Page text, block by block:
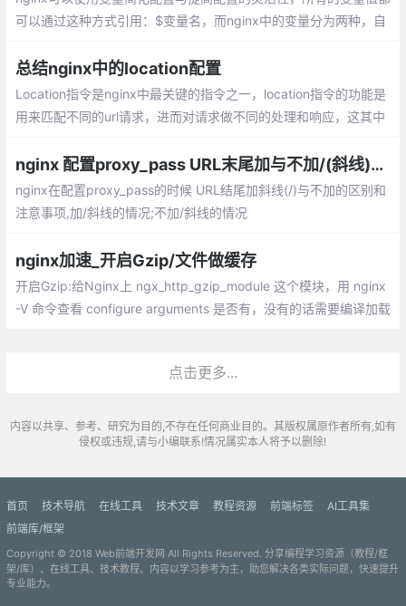
可以通过这种方式引用：$变量名，而nginx中的变量分为两种，自
总结nginx中的location配置
Location指令是nginx中最关键的指令之一，location指令的功能是
用来匹配不同的url请求，进而对请求做不同的处理和响应，这其中
说明。
nginx 配置proxy_pass URL末尾加与不加/(斜线)的区别
nginx在配置proxy_pass的时候 URL结尾加斜线(/)与不加的区别和
注意事项,加/斜线的情况;不加/斜线的情况
nginx加速_开启Gzip/文件做缓存
开启Gzip:给Nginx上 ngx_http_gzip_module 这个模块，用 nginx
-V 命令查看 configure arguments 是否有，没有的话需要编译加载
点击更多...
内容以共享、参考、研究为目的,不存在任何商业目的。其版权属原作者所有,如有
侵权或违规,请与小编联系!情况属实本人将予以删除!
首页 技术导航 在线工具 技术文章 教程资源 前端标签
AI工具集
前端库/框架